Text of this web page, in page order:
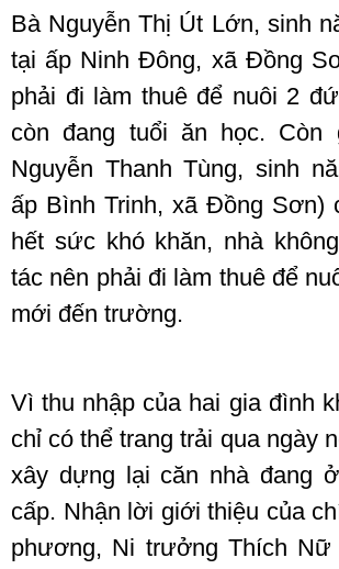
Bà Nguyễn Thị Út Lớn, sinh
tại ấp Ninh Đông, xã Đồng
phải đi làm thuê để nuôi 2
còn đang tuổi ăn học. Còn
Nguyễn Thanh Tùng, sinh
ấp Bình Trinh, xã Đồng Sơn)
hết sức khó khăn, nhà
tác nên phải đi làm thuê để
mới đến trường.
Vì thu nhập của hai gia đình
chỉ có thể trang trải qua ngày
xây dựng lại căn nhà đang
cấp. Nhận lời giới thiệu của
phương, Ni trưởng Thích Nữ